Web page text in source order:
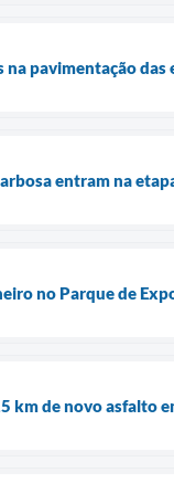
pavimentação
entram na
no Parque de
km de novo asfalto